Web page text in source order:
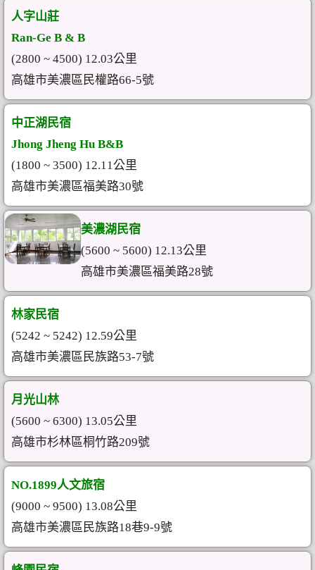
人字山莊
Ran-Ge B & B
(2800 ~ 4500) 12.03公里
高雄市美濃區民權路66-5號
中正湖民宿
Jhong Jheng Hu B&B
(1800 ~ 3500) 12.11公里
高雄市美濃區福美路30號
美濃湖民宿
(5600 ~ 5600) 12.13公里
高雄市美濃區福美路28號
林家民宿
(5242 ~ 5242) 12.59公里
高雄市美濃區民族路53-7號
月光山林
(5600 ~ 6300) 13.05公里
高雄市杉林區桐竹路209號
NO.1899人文旅宿
(9000 ~ 9500) 13.08公里
高雄市美濃區民族路18巷9-9號